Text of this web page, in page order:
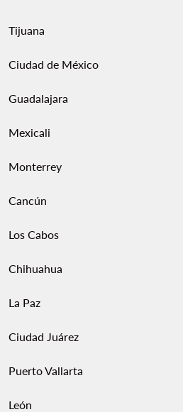
Tijuana
Ciudad de México
Guadalajara
Mexicali
Monterrey
Cancún
Los Cabos
Chihuahua
La Paz
Ciudad Juárez
Puerto Vallarta
León